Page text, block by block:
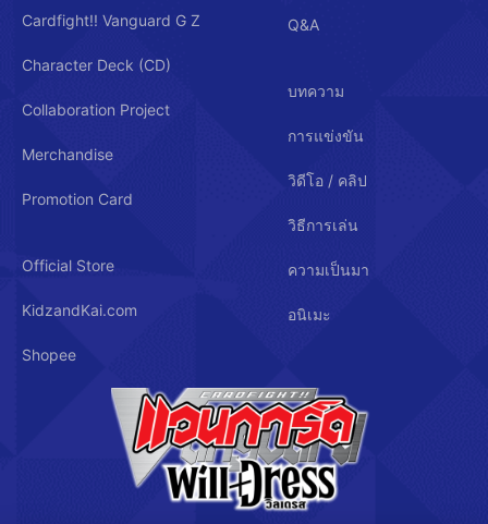
Cardfight!! Vanguard G Z
Character Deck (CD)
Collaboration Project
Merchandise
Promotion Card
Official Store
KidzandKai.com
Shopee
Q&A
บทความ
การแข่งขัน
วิดีโอ / คลิป
วิธีการเล่น
ความเป็นมา
อนิเมะ